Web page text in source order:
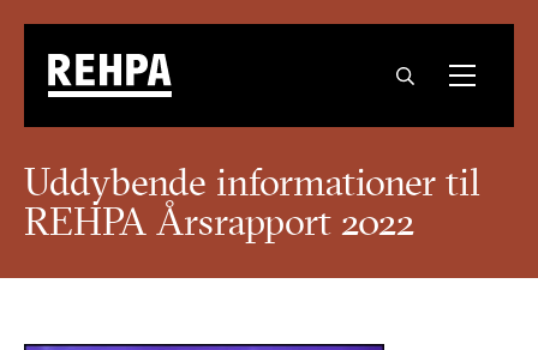
Uddybende informationer til
REHPA Årsrapport 2022